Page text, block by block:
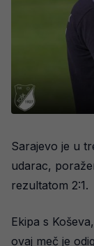
Sarajevo je u
udarac,
rezultatom 2:1.
Ekipa s
ovaj meč je